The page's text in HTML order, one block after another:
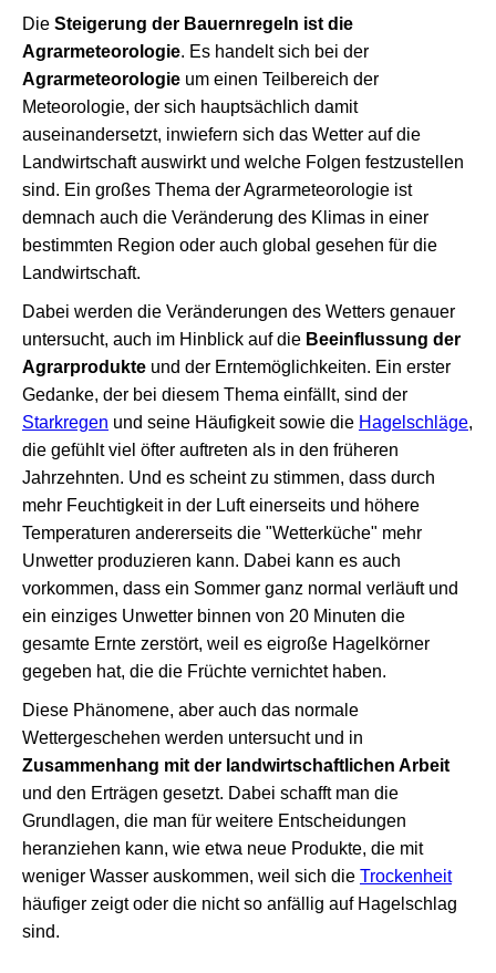
Die Steigerung der Bauernregeln ist die
Agrarmeteorologie. Es handelt sich bei der
Agrarmeteorologie um einen Teilbereich der
Meteorologie, der sich hauptsächlich damit
auseinandersetzt, inwiefern sich das Wetter auf die
Landwirtschaft auswirkt und welche Folgen festzustellen
sind. Ein großes Thema der Agrarmeteorologie ist
demnach auch die Veränderung des Klimas in einer
bestimmten Region oder auch global gesehen für die
Landwirtschaft.
Dabei werden die Veränderungen des Wetters genauer
untersucht, auch im Hinblick auf die Beeinflussung der
Agrarprodukte und der Erntemöglichkeiten. Ein erster
Gedanke, der bei diesem Thema einfällt, sind der
Starkregen und seine Häufigkeit sowie die Hagelschläge,
die gefühlt viel öfter auftreten als in den früheren
Jahrzehnten. Und es scheint zu stimmen, dass durch
mehr Feuchtigkeit in der Luft einerseits und höhere
Temperaturen andererseits die "Wetterküche" mehr
Unwetter produzieren kann. Dabei kann es auch
vorkommen, dass ein Sommer ganz normal verläuft und
ein einziges Unwetter binnen von 20 Minuten die
gesamte Ernte zerstört, weil es eigroße Hagelkörner
gegeben hat, die die Früchte vernichtet haben.
Diese Phänomene, aber auch das normale
Wettergeschehen werden untersucht und in
Zusammenhang mit der landwirtschaftlichen Arbeit
und den Erträgen gesetzt. Dabei schafft man die
Grundlagen, die man für weitere Entscheidungen
heranziehen kann, wie etwa neue Produkte, die mit
weniger Wasser auskommen, weil sich die Trockenheit
häufiger zeigt oder die nicht so anfällig auf Hagelschlag
sind.